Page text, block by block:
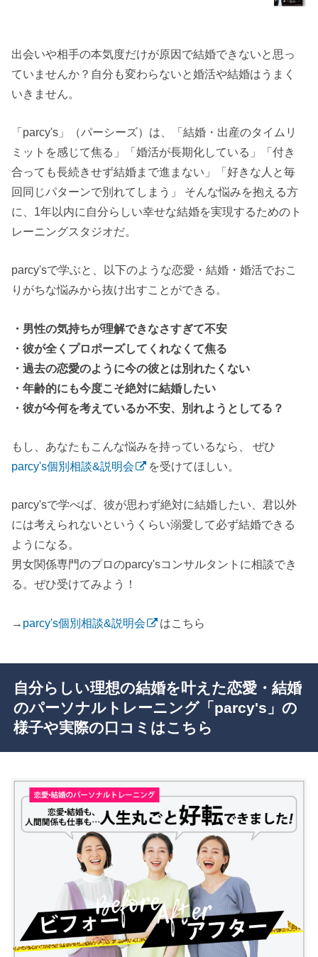
出会いや相手の本気度だけが原因で結婚できないと思っ
ていませんか？自分も変わらないと婚活や結婚はうまく
いきません。
「parcy's」（パーシーズ）は、「結婚・出産のタイムリ
ミットを感じて焦る」「婚活が長期化している」「付き
合っても長続きせず結婚まで進まない」「好きな人と毎
回同じパターンで別れてしまう」 そんな悩みを抱える方
に、1年以内に自分らしい幸せな結婚を実現するためのト
レーニングスタジオだ。
parcy'sで学ぶと、以下のような恋愛・結婚・婚活でおこ
りがちな悩みから抜け出すことができる。
・男性の気持ちが理解できなさすぎて不安
・彼が全くプロポーズしてくれなくて焦る
・過去の恋愛のように今の彼とは別れたくない
・年齢的にも今度こそ絶対に結婚したい
・彼が今何を考えているか不安、別れようとしてる？
もし、あなたもこんな悩みを持っているなら、 ぜひ
parcy's個別相談&説明会
を受けてほしい。
parcy'sで学べば、彼が思わず絶対に結婚したい、君以外
には考えられないというくらい溺愛して必ず結婚できる
ようになる。
男女関係専門のプロのparcy'sコンサルタントに相談でき
る。ぜひ受けてみよう！
→ parcy's個別相談&説明会 はこちら
自分らしい理想の結婚を叶えた恋愛・結婚
のパーソナルトレーニング「parcy's」の
様子や実際の口コミはこちら